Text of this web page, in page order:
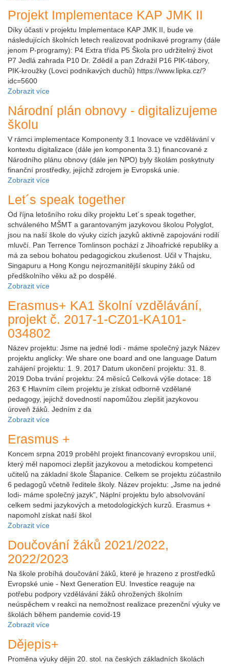
Projekt Implementace KAP JMK II
Díky účasti v projektu Implementace KAP JMK II, bude ve
následujících školních letech realizovat podnikavé programy (dále
jenom P-programy): P4 Extra třída P5 Škola pro udržitelný život
P7 Jedlá zahrada P10 Dr. Zdědil a pan Zdražil P16 PIK-tábory,
PIK-kroužky (Lovci podnikavých duchů) https://www.lipka.cz/?
idc=5600
Zobrazit více
Národní plán obnovy - digitalizujeme
školu
V rámci implementace Komponenty 3.1 Inovace ve vzdělávání v
kontextu digitalizace (dále jen komponenta 3.1) financované z
Národního plánu obnovy (dále jen NPO) byly školám poskytnuty
finanční prostředky, jejíchž zdrojem je Evropská unie.
Zobrazit více
Let´s speak together
Od října letošního roku díky projektu Let´s speak together,
schváleného MŠMT a garantovaným jazykovou školou Polyglot,
jsou na naší škole do výuky cizích jazyků aktivně zapojováni rodilí
mluvčí. Pan Terrence Tomlinson pochází z Jihoafrické republiky a
má za sebou bohatou pedagogickou zkušenost. Učil v Thajsku,
Singapuru a Hong Kongu nejrozmanitější skupiny žáků od
předškolního věku až po dospělé.
Zobrazit více
Erasmus+ KA1 školní vzdělávání,
projekt č. 2017-1-CZ01-KA101-
034802
Název projektu: Jsme na jedné lodi - máme společný jazyk Název
projektu anglicky: We share one board and one language Datum
zahájení projektu: 1. 9. 2017 Datum ukončení projektu: 31. 8.
2019 Doba trvání projektu: 24 měsíců Celková výše dotace: 18
263 € Hlavním cílem projektu je získat odborně vzdělané
pedagogy, jejichž dovedností napomůžou zlepšit jazykovou
úroveň žáků. Jedním z da
Zobrazit více
Erasmus +
Koncem srpna 2019 proběhl projekt financovaný evropskou unií,
který měl napomoci zlepšit jazykovou a metodickou kompetenci
učitelů na základní škole Šlapanice. Celkem se projektu zúčastnilo
6 pedagogů včetně ředitele školy. Název projektu: „Jsme na jedné
lodi- máme společný jazyk", Náplní projektu bylo absolvování
celkem sedmi jazykových a metodologických kurzů. Erasmus +
napomohl získat naší škol
Zobrazit více
Doučování žáků 2021/2022,
2022/2023
Na škole probíhá doučování žáků, které je hrazeno z prostředků
Evropské unie - Next Generation EU. Investice reaguje na
potřebu podpory vzdělávání žáků ohrožených školním
neúspěchem v reakci na nemožnost realizace prezenční výuky ve
školách během pandemie covid-19
Zobrazit více
Dějepis+
Proměna výuky dějin 20. stol. na českých základních školách